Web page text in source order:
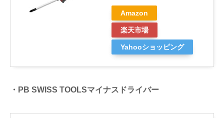
Amazon
楽天市場
Yahooショッピング
・PB SWISS TOOLSマイナスドライバー